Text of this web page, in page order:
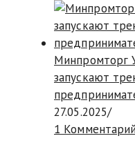
Минпромторг
запускают
27.05.2025/
1